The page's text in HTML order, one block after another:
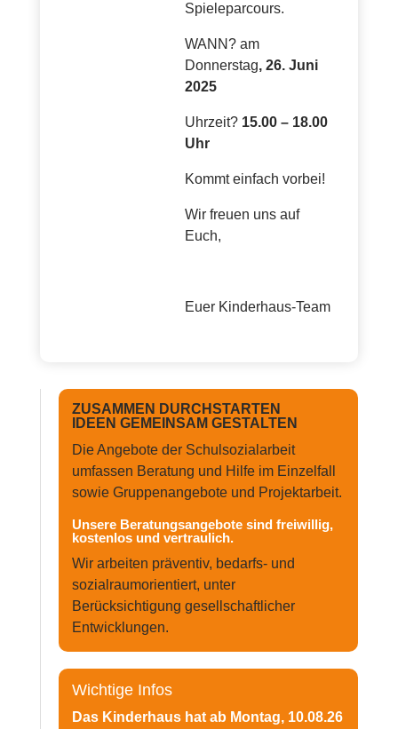
Spieleparcours.
WANN? am
Donnerstag, 26. Juni
2025
Uhrzeit? 15.00 – 18.00
Uhr
Kommt einfach vorbei!
Wir freuen uns auf
Euch,
Euer Kinderhaus-Team
ZUSAMMEN DURCHSTARTEN
IDEEN GEMEINSAM GESTALTEN
Die Angebote der Schulsozialarbeit
umfassen Beratung und Hilfe im Einzelfall
sowie Gruppenangebote und Projektarbeit.
Unsere Beratungsangebote sind freiwillig,
kostenlos und vertraulich.
Wir arbeiten präventiv, bedarfs- und
sozialraumorientiert, unter
Berücksichtigung gesellschaftlicher
Entwicklungen.
Wichtige Infos
Das Kinderhaus hat ab Montag, 10.08.26